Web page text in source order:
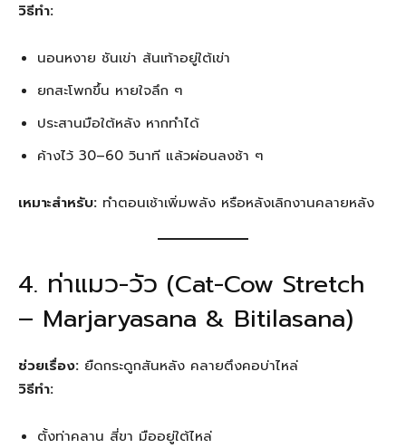
วิธีทำ:
นอนหงาย ชันเข่า ส้นเท้าอยู่ใต้เข่า
ยกสะโพกขึ้น หายใจลึก ๆ
ประสานมือใต้หลัง หากทำได้
ค้างไว้ 30–60 วินาที แล้วผ่อนลงช้า ๆ
เหมาะสำหรับ: ทำตอนเช้าเพิ่มพลัง หรือหลังเลิกงานคลายหลัง
4. ท่าแมว-วัว (Cat-Cow Stretch
– Marjaryasana & Bitilasana)
ช่วยเรื่อง: ยืดกระดูกสันหลัง คลายตึงคอบ่าไหล่
วิธีทำ:
ตั้งท่าคลาน สี่ขา มืออยู่ใต้ไหล่